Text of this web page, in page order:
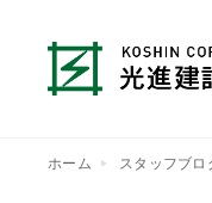
ホーム スタッフブロ